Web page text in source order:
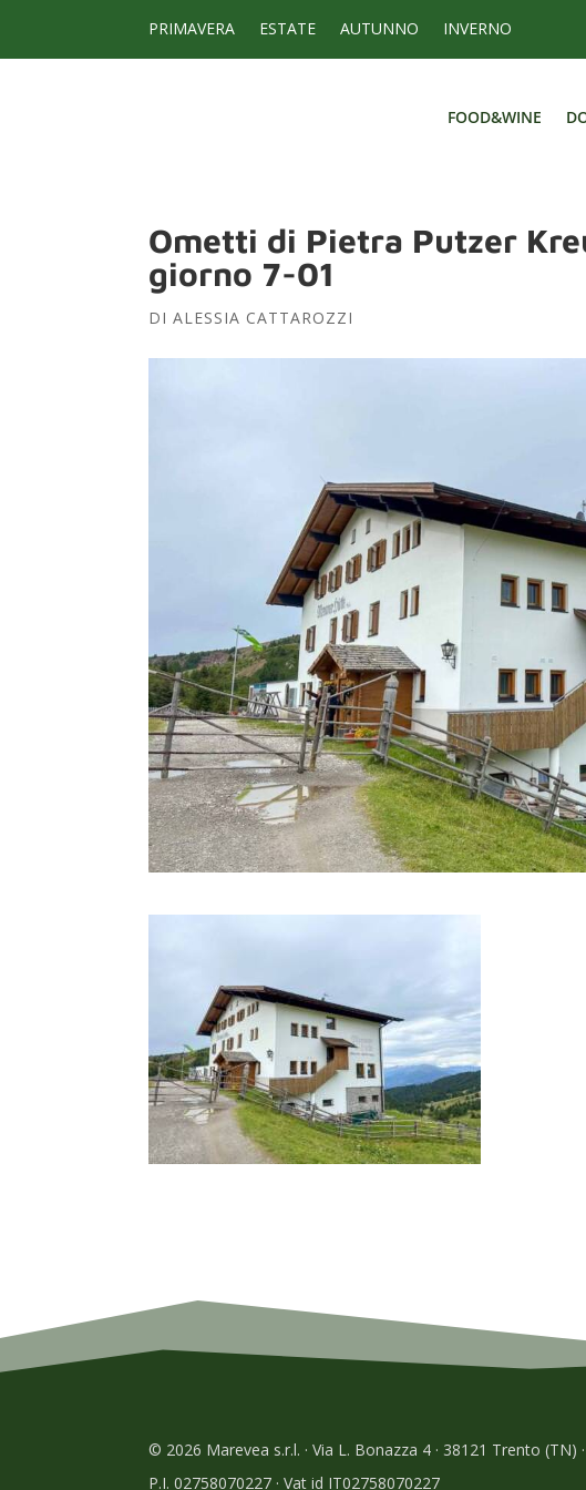
PRIMAVERA ESTATE AUTUNNO INVERNO
FOOD&WINE
Ometti di Pietra Putzer
giorno 7-01
DIALESSIA CATTAROZZI
© 2026 Marevea s.r.l. · Via L. Bonazza 4 · 38121 Trento (TN)
P.I. 02758070227 · Vat id IT02758070227